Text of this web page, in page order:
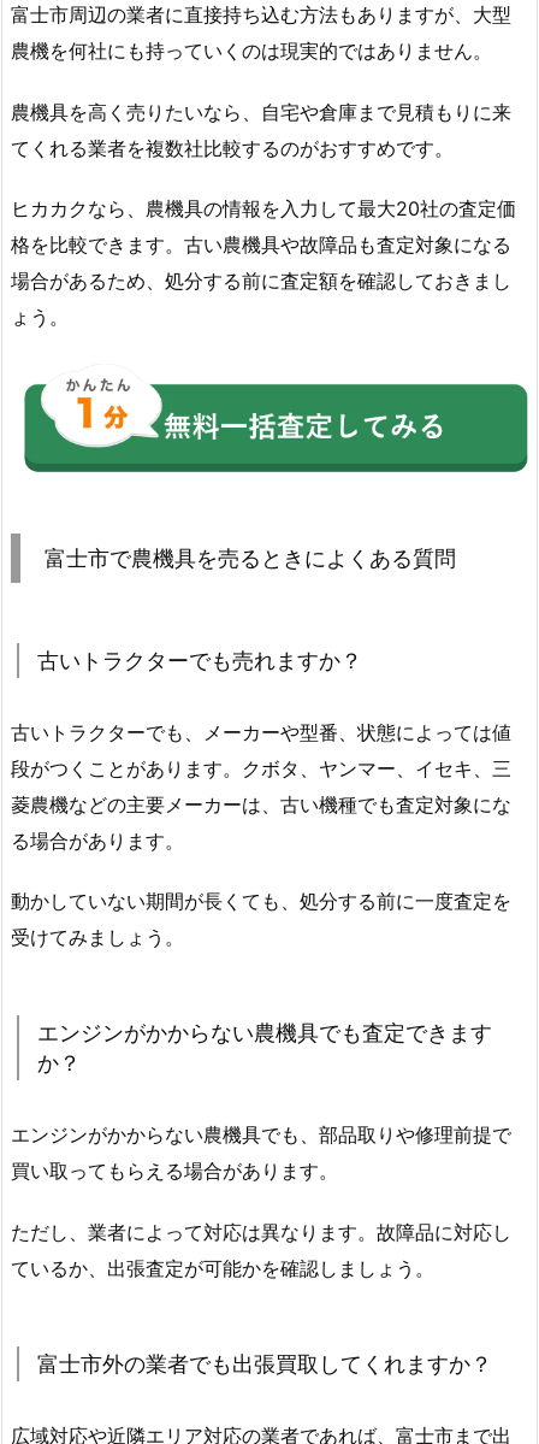
富士市周辺の業者に直接持ち込む方法もありますが、大型
農機を何社にも持っていくのは現実的ではありません。
農機具を高く売りたいなら、自宅や倉庫まで見積もりに来
てくれる業者を複数社比較するのがおすすめです。
ヒカカクなら、農機具の情報を入力して最大20社の査定価
格を比較できます。古い農機具や故障品も査定対象になる
場合があるため、処分する前に査定額を確認しておきまし
ょう。
富士市で農機具を売るときによくある質問
古いトラクターでも売れますか？
古いトラクターでも、メーカーや型番、状態によっては値
段がつくことがあります。クボタ、ヤンマー、イセキ、三
菱農機などの主要メーカーは、古い機種でも査定対象にな
る場合があります。
動かしていない期間が長くても、処分する前に一度査定を
受けてみましょう。
エンジンがかからない農機具でも査定できます
か？
エンジンがかからない農機具でも、部品取りや修理前提で
買い取ってもらえる場合があります。
ただし、業者によって対応は異なります。故障品に対応し
ているか、出張査定が可能かを確認しましょう。
富士市外の業者でも出張買取してくれますか？
広域対応や近隣エリア対応の業者であれば、富士市まで出